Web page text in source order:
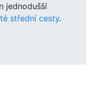
jednodušší
střední cesty.